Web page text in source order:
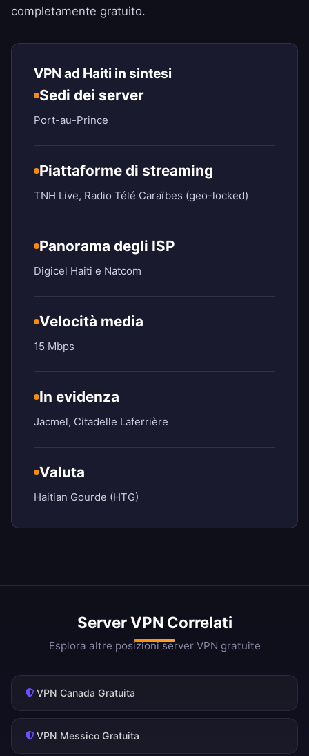
completamente gratuito.
VPN ad Haiti in sintesi
Sedi dei server
Port-au-Prince
Piattaforme di streaming
TNH Live, Radio Télé Caraïbes (geo-locked)
Panorama degli ISP
Digicel Haiti e Natcom
Velocità media
15 Mbps
In evidenza
Jacmel, Citadelle Laferrière
Valuta
Haitian Gourde (HTG)
Server VPN Correlati
Esplora altre posizioni server VPN gratuite
VPN Canada Gratuita
VPN Messico Gratuita